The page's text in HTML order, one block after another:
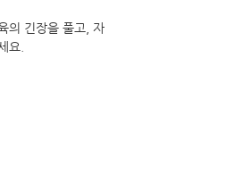
의 긴장을 풀고, 자
요.